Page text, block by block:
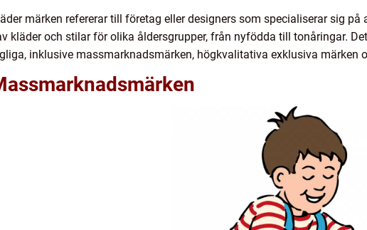
märken refererar till företag eller designers som specialiserar sig
kläder och stilar för olika åldersgrupper, från nyfödda till tonåringar.
inklusive massmarknadsmärken, högkvalitativa exklusiva märken